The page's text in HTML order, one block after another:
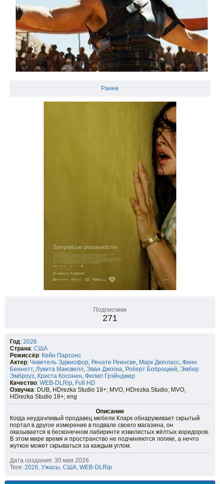
Ранее
Подписчики
271
Год: 2026
Страна: США
Режиссёр: Кейн Парсонс
Актер: Чиветель Эджиофор, Ренате Реинсве, Марк Дюпласс, Финн
Беннетт, Лукита Максвелл, Эван Джогиа, Роберт Боброцкий, Эмбер
Эмброуз, Криста Косонен, Филип Грэйнджер
Качество: WEB-DLRip, Full HD
Озвучка: DUB, HDrezka Studio 18+; MVO, HDrezka Studio; MVO,
HDrezka Studio 18+; eng
Описание
Когда неудачливый продавец мебели Кларк обнаруживает скрытый
портал в другое измерение в подвале своего магазина, он
оказывается в бесконечном лабиринте извилистых жёлтых коридоров.
В этом мире время и пространство не подчиняются логике, а нечто
жуткое может скрываться за каждым углом.
Дата создания: 30 мая 2026
Теги: 2026, Ужасы, США, WEB-DLRip